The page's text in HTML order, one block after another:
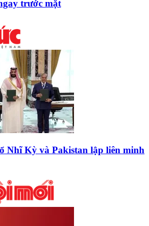
trước mặt
Nhĩ Kỳ và Pakistan lập liên minh